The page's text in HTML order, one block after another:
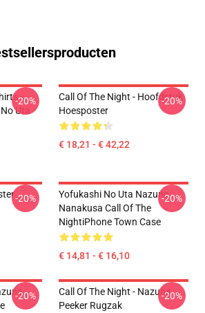
-
Uta
-20%
Call Of The Night - Hoofdstuk
Hoesposter
€ 18,21 - € 42,22
-20%
-20%
Yofukashi No Uta Nazuna
Nanakusa Call Of The
NightiPhone Town Case
€ 14,81 - € 16,10
-20%
-20%
Call Of The Night - Nazuna
Peeker Rugzak
-20%